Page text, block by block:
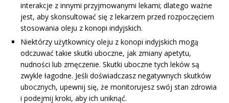
interakcje z innymi przyjmowanymi lekami; dlatego ważne
jest, aby skonsultować się z lekarzem przed rozpoczęciem
stosowania oleju z konopi indyjskich.
Niektórzy użytkownicy oleju z konopi indyjskich mogą
odczuwać takie skutki uboczne, jak zmiany apetytu,
nudności lub zmęczenie. Skutki uboczne tych leków są
zwykle łagodne. Jeśli doświadczasz negatywnych skutków
ubocznych, upewnij się, że monitorujesz swój stan zdrowia
i podejmij kroki, aby ich uniknąć.